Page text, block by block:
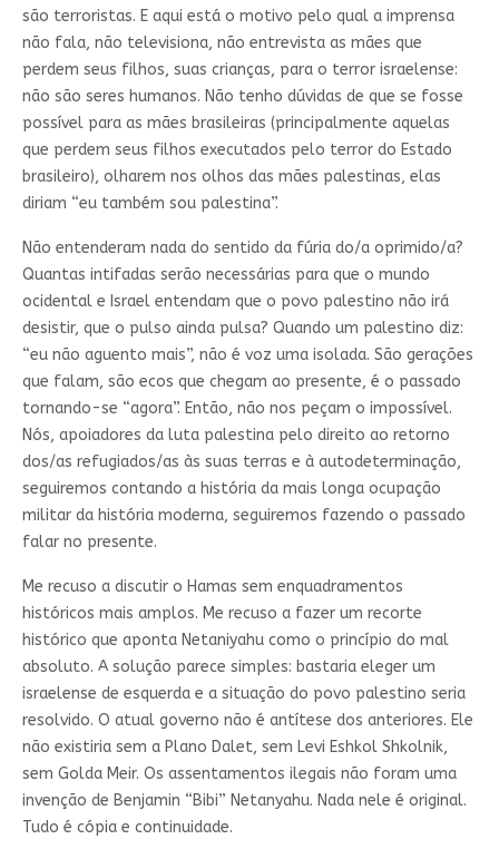
são terroristas. E aqui está o motivo pelo qual a imprensa
não fala, não televisiona, não entrevista as mães que
perdem seus filhos, suas crianças, para o terror israelense:
não são seres humanos. Não tenho dúvidas de que se fosse
possível para as mães brasileiras (principalmente aquelas
que perdem seus filhos executados pelo terror do Estado
brasileiro), olharem nos olhos das mães palestinas, elas
diriam “eu também sou palestina”.
Não entenderam nada do sentido da fúria do/a oprimido/a?
Quantas intifadas serão necessárias para que o mundo
ocidental e Israel entendam que o povo palestino não irá
desistir, que o pulso ainda pulsa? Quando um palestino diz:
“eu não aguento mais”, não é voz uma isolada. São gerações
que falam, são ecos que chegam ao presente, é o passado
tornando-se “agora”. Então, não nos peçam o impossível.
Nós, apoiadores da luta palestina pelo direito ao retorno
dos/as refugiados/as às suas terras e à autodeterminação,
seguiremos contando a história da mais longa ocupação
militar da história moderna, seguiremos fazendo o passado
falar no presente.
Me recuso a discutir o Hamas sem enquadramentos
históricos mais amplos. Me recuso a fazer um recorte
histórico que aponta Netaniyahu como o princípio do mal
absoluto. A solução parece simples: bastaria eleger um
israelense de esquerda e a situação do povo palestino seria
resolvido. O atual governo não é antítese dos anteriores. Ele
não existiria sem a Plano Dalet, sem Levi Eshkol Shkolnik,
sem Golda Meir. Os assentamentos ilegais não foram uma
invenção de Benjamin “Bibi” Netanyahu. Nada nele é original.
Tudo é cópia e continuidade.